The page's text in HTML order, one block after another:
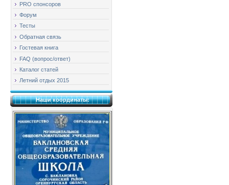
PRO спонсоров
Форум
Тесты
Обратная связь
Гостевая книга
FAQ (вопрос/ответ)
Каталог статей
Летний отдых 2015
Наши координаты: